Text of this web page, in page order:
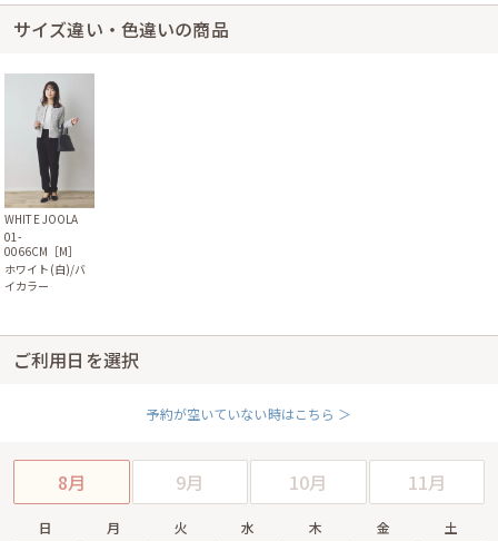
サイズ違い・色違いの商品
WHITE JOOLA
01-
0066CM［M］
ホワイト(白)/バ
イカラー
ご利用日を選択
予約が空いていない時はこちら ＞
8月 9月 10月 11月
日 月 火 水 木 金 土